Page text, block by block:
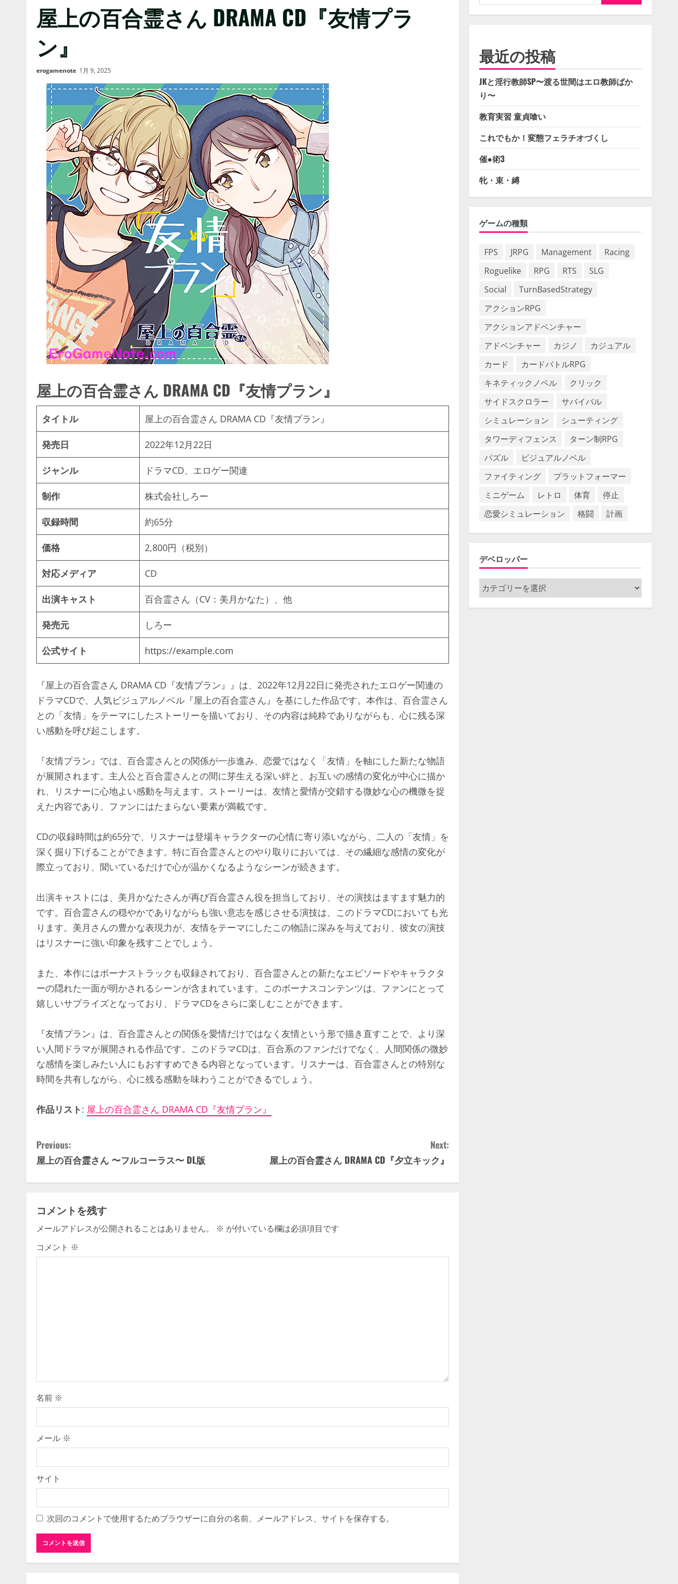
屋上の百合霊さん DRAMA CD『友情プラ
ン』
erogamenote 1月 9, 2025
屋上の百合霊さん DRAMA CD『友情プラン』
タイトル 屋上の百合霊さん DRAMA CD『友情プラン』
発売日 2022年12月22日
ジャンル ドラマCD、エロゲー関連
制作 株式会社しろー
収録時間 約65分
価格 2,800円（税別）
対応メディア CD
出演キャスト 百合霊さん（CV：美月かなた）、他
発売元 しろー
公式サイト https://example.com
『屋上の百合霊さん DRAMA CD『友情プラン』』は、2022年12月22日に発売されたエロゲー関連の
ドラマCDで、人気ビジュアルノベル『屋上の百合霊さん』を基にした作品です。本作は、百合霊さん
との「友情」をテーマにしたストーリーを描いており、その内容は純粋でありながらも、心に残る深
い感動を呼び起こします。
『友情プラン』では、百合霊さんとの関係が一歩進み、恋愛ではなく「友情」を軸にした新たな物語
が展開されます。主人公と百合霊さんとの間に芽生える深い絆と、お互いの感情の変化が中心に描か
れ、リスナーに心地よい感動を与えます。ストーリーは、友情と愛情が交錯する微妙な心の機微を捉
えた内容であり、ファンにはたまらない要素が満載です。
CDの収録時間は約65分で、リスナーは登場キャラクターの心情に寄り添いながら、二人の「友情」を
深く掘り下げることができます。特に百合霊さんとのやり取りにおいては、その繊細な感情の変化が
際立っており、聞いているだけで心が温かくなるようなシーンが続きます。
出演キャストには、美月かなたさんが再び百合霊さん役を担当しており、その演技はますます魅力的
です。百合霊さんの穏やかでありながらも強い意志を感じさせる演技は、このドラマCDにおいても光
ります。美月さんの豊かな表現力が、友情をテーマにしたこの物語に深みを与えており、彼女の演技
はリスナーに強い印象を残すことでしょう。
また、本作にはボーナストラックも収録されており、百合霊さんとの新たなエピソードやキャラクタ
ーの隠れた一面が明かされるシーンが含まれています。このボーナスコンテンツは、ファンにとって
嬉しいサプライズとなっており、ドラマCDをさらに楽しむことができます。
『友情プラン』は、百合霊さんとの関係を愛情だけではなく友情という形で描き直すことで、より深
い人間ドラマが展開される作品です。このドラマCDは、百合系のファンだけでなく、人間関係の微妙
な感情を楽しみたい人にもおすすめできる内容となっています。リスナーは、百合霊さんとの特別な
時間を共有しながら、心に残る感動を味わうことができるでしょう。
作品リスト: 屋上の百合霊さん DRAMA CD『友情プラン』
C
o
n
t
i
n
d
i
n
g
Previous:
屋上の百合霊さん 〜フルコーラス〜 DL版
Next:
屋上の百合霊さん DRAMA CD『夕立キック』
コメントを残す
メールアドレスが公開されることはありません。 ※ が付いている欄は必須項目です
コメント ※
名前 ※
メール ※
サイト
次回のコメントで使用するためブラウザーに自分の名前、メールアドレス、サイトを保存する。
索:
最近の投稿
JKと淫行教師SP〜渡る世間はエロ教師ばか
り〜
教育実習 童貞喰い
これでもか！変態フェラチオづくし
催●術3
牝・束・縛
ゲームの種類
FPS JRPG Management
Racing
Roguelike
RPG RTS
SLG
Social
TurnBasedStrategy
アクションRPG
アクションアドベンチャー
アドベンチャー
カジノ
カジュアル
カード
カードバトルRPG
キネティックノベル
クリック
サイドスクロラー
サバイバル
シミュレーション
シューティング
タワーディフェンス
ターン制RPG
パズル
ビジュアルノベル
ファイティング
プラットフォーマー
ミニゲーム
レトロ 体育
停止
恋愛シミュレーション
格闘 計画
デベロッパー
デ
ベ